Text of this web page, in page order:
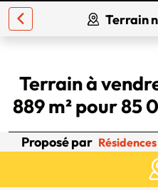
Terrain
Terrain à
889 m² pour 85
Proposé par